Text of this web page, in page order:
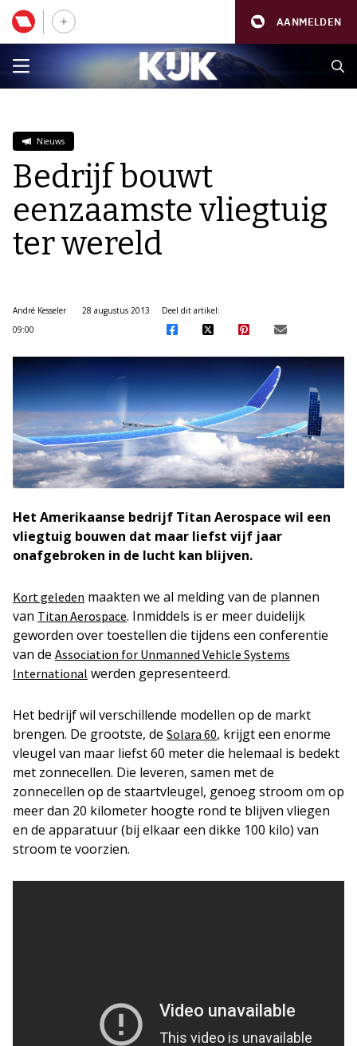
AANMELDEN
Nieuws
Bedrijf bouwt
eenzaamste vliegtuig
ter wereld
André Kesseler
28 augustus 2013
09:00
Deel dit artikel:
Het Amerikaanse bedrijf Titan Aerospace wil een
vliegtuig bouwen dat maar liefst vijf jaar
onafgebroken in de lucht kan blijven.
Kort geleden maakten we al melding van de plannen
van Titan Aerospace. Inmiddels is er meer duidelijk
geworden over toestellen die tijdens een conferentie
van de Association for Unmanned Vehicle Systems
International werden gepresenteerd.
Het bedrijf wil verschillende modellen op de markt
brengen. De grootste, de Solara 60, krijgt een enorme
vleugel van maar liefst 60 meter die helemaal is bedekt
met zonnecellen. Die leveren, samen met de
zonnecellen op de staartvleugel, genoeg stroom om op
meer dan 20 kilometer hoogte rond te blijven vliegen
en de apparatuur (bij elkaar een dikke 100 kilo) van
stroom te voorzien.